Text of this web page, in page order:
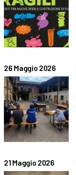
26 Maggio 2026
21 Maggio 2026